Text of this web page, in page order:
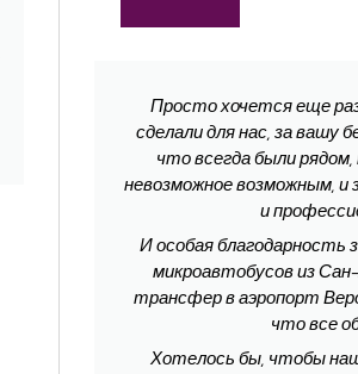
Просто хочется еще
сделали для нас, за вашу
что всегда были
невозможное возможным,
и
И особая благодарность
микроавтобусов из
трансфер в аэропорт
что все
Хотелось бы, чтобы